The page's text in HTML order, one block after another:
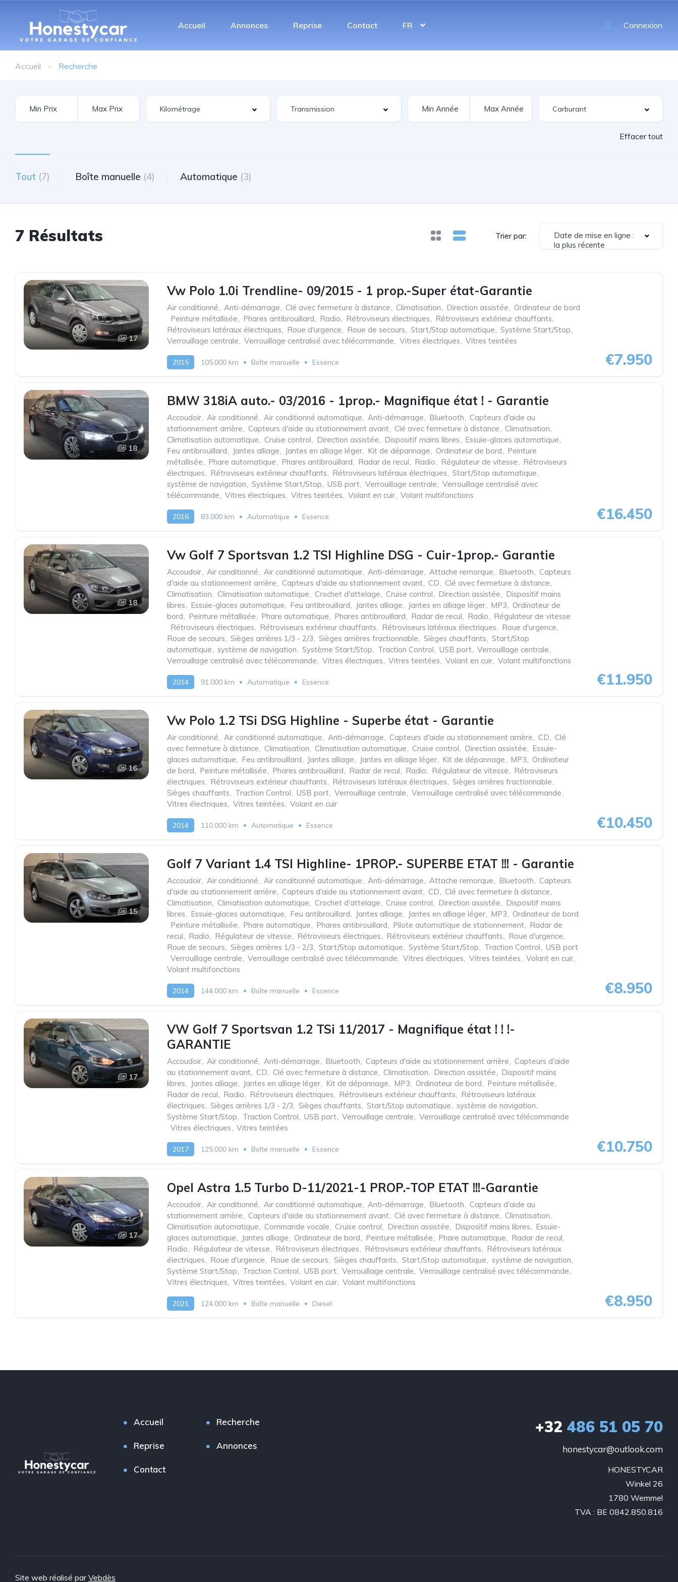
Accueil Annonces Reprise Contact FR Connexion
Accueil Recherche
Effacer tout
Tout (7) Boîte manuelle (4) Automatique (3)
7 Résultats Trier par:
Date de mise en ligne :
la plus récente
17
Vw Polo 1.0i Trendline- 09/2015 - 1 prop.-Super état-Garantie
Air conditionné, Anti-démarrage, Clé avec fermeture à distance, Climatisation, Direction assistée, Ordinateur de bord
Peinture métallisée, Phares antibrouillard, Radio, Rétroviseurs électriques, Rétroviseurs extérieur chauffants,
Rétroviseurs latéraux électriques, Roue d'urgence, Roue de secours, Start/Stop automatique, Système Start/Stop,
Verrouillage centrale, Verrouillage centralisé avec télécommande, Vitres électriques, Vitres teintées
2015 105.000 km Boîte manuelle Essence €7.950
18
BMW 318iA auto.- 03/2016 - 1prop.- Magnifique état ! - Garantie
Accoudoir, Air conditionné, Air conditionné automatique, Anti-démarrage, Bluetooth, Capteurs d'aide au
stationnement arrière, Capteurs d'aide au stationnement avant, Clé avec fermeture à distance, Climatisation,
Climatisation automatique, Cruise control, Direction assistée, Dispositif mains libres, Essuie-glaces automatique,
Feu antibrouillard, Jantes alliage, Jantes en alliage léger, Kit de dépannage, Ordinateur de bord, Peinture
métallisée, Phare automatique, Phares antibrouillard, Radar de recul, Radio, Régulateur de vitesse, Rétroviseurs
électriques, Rétroviseurs extérieur chauffants, Rétroviseurs latéraux électriques, Start/Stop automatique,
système de navigation, Système Start/Stop, USB port, Verrouillage centrale, Verrouillage centralisé avec
télécommande, Vitres électriques, Vitres teintées, Volant en cuir, Volant multifonctions
2016 83.000 km Automatique Essence €16.450
18
Vw Golf 7 Sportsvan 1.2 TSI Highline DSG - Cuir-1prop.- Garantie
Accoudoir, Air conditionné, Air conditionné automatique, Anti-démarrage, Attache remorque, Bluetooth, Capteurs
d'aide au stationnement arrière, Capteurs d'aide au stationnement avant, CD, Clé avec fermeture à distance,
Climatisation, Climatisation automatique, Crochet d'attelage, Cruise control, Direction assistée, Dispositif mains
libres, Essuie-glaces automatique, Feu antibrouillard, Jantes alliage, Jantes en alliage léger, MP3, Ordinateur de
bord, Peinture métallisée, Phare automatique, Phares antibrouillard, Radar de recul, Radio, Régulateur de vitesse
Rétroviseurs électriques, Rétroviseurs extérieur chauffants, Rétroviseurs latéraux électriques, Roue d'urgence,
Roue de secours, Sièges arrières 1/3 - 2/3, Sièges arrières fractionnable, Sièges chauffants, Start/Stop
automatique, système de navigation, Système Start/Stop, Traction Control, USB port, Verrouillage centrale,
Verrouillage centralisé avec télécommande, Vitres électriques, Vitres teintées, Volant en cuir, Volant multifonctions
2014 91.000 km Automatique Essence €11.950
16
Vw Polo 1.2 TSi DSG Highline - Superbe état - Garantie
Air conditionné, Air conditionné automatique, Anti-démarrage, Capteurs d'aide au stationnement arrière, CD, Clé
avec fermeture à distance, Climatisation, Climatisation automatique, Cruise control, Direction assistée, Essuie-
glaces automatique, Feu antibrouillard, Jantes alliage, Jantes en alliage léger, Kit de dépannage, MP3, Ordinateur
de bord, Peinture métallisée, Phares antibrouillard, Radar de recul, Radio, Régulateur de vitesse, Rétroviseurs
électriques, Rétroviseurs extérieur chauffants, Rétroviseurs latéraux électriques, Sièges arrières fractionnable,
Sièges chauffants, Traction Control, USB port, Verrouillage centrale, Verrouillage centralisé avec télécommande,
Vitres électriques, Vitres teintées, Volant en cuir
2014 110.000 km Automatique Essence €10.450
15
Golf 7 Variant 1.4 TSI Highline- 1PROP.- SUPERBE ETAT !!! - Garantie
Accoudoir, Air conditionné, Air conditionné automatique, Anti-démarrage, Attache remorque, Bluetooth, Capteurs
d'aide au stationnement arrière, Capteurs d'aide au stationnement avant, CD, Clé avec fermeture à distance,
Climatisation, Climatisation automatique, Crochet d'attelage, Cruise control, Direction assistée, Dispositif mains
libres, Essuie-glaces automatique, Feu antibrouillard, Jantes alliage, Jantes en alliage léger, MP3, Ordinateur de bord
Peinture métallisée, Phare automatique, Phares antibrouillard, Pilote automatique de stationnement, Radar de
recul, Radio, Régulateur de vitesse, Rétroviseurs électriques, Rétroviseurs extérieur chauffants, Roue d'urgence,
Roue de secours, Sièges arrières 1/3 - 2/3, Start/Stop automatique, Système Start/Stop, Traction Control, USB port
Verrouillage centrale, Verrouillage centralisé avec télécommande, Vitres électriques, Vitres teintées, Volant en cuir,
Volant multifonctions
2014 144.000 km Boîte manuelle Essence €8.950
17
VW Golf 7 Sportsvan 1.2 TSi 11/2017 - Magnifique état ! ! !-
GARANTIE
Accoudoir, Air conditionné, Anti-démarrage, Bluetooth, Capteurs d'aide au stationnement arrière, Capteurs d'aide
au stationnement avant, CD, Clé avec fermeture à distance, Climatisation, Direction assistée, Dispositif mains
libres, Jantes alliage, Jantes en alliage léger, Kit de dépannage, MP3, Ordinateur de bord, Peinture métallisée,
Radar de recul, Radio, Rétroviseurs électriques, Rétroviseurs extérieur chauffants, Rétroviseurs latéraux
électriques, Sièges arrières 1/3 - 2/3, Sièges chauffants, Start/Stop automatique, système de navigation,
Système Start/Stop, Traction Control, USB port, Verrouillage centrale, Verrouillage centralisé avec télécommande
Vitres électriques, Vitres teintées
2017 125.000 km Boîte manuelle Essence €10.750
17
Opel Astra 1.5 Turbo D-11/2021-1 PROP.-TOP ETAT !!!-Garantie
Accoudoir, Air conditionné, Air conditionné automatique, Anti-démarrage, Bluetooth, Capteurs d'aide au
stationnement arrière, Capteurs d'aide au stationnement avant, Clé avec fermeture à distance, Climatisation,
Climatisation automatique, Commande vocale, Cruise control, Direction assistée, Dispositif mains libres, Essuie-
glaces automatique, Jantes alliage, Ordinateur de bord, Peinture métallisée, Phare automatique, Radar de recul,
Radio, Régulateur de vitesse, Rétroviseurs électriques, Rétroviseurs extérieur chauffants, Rétroviseurs latéraux
électriques, Roue d'urgence, Roue de secours, Sièges chauffants, Start/Stop automatique, système de navigation,
Système Start/Stop, Traction Control, USB port, Verrouillage centrale, Verrouillage centralisé avec télécommande,
Vitres électriques, Vitres teintées, Volant en cuir, Volant multifonctions
2021 124.000 km Boîte manuelle Diesel €8.950
Accueil Recherche
Reprise Annonces
Contact
+32 486 51 05 70
honestycar@outlook.com
HONESTYCAR
Winkel 26
1780 Wemmel
TVA : BE 0842.850.816
Site web réalisé parVebdès